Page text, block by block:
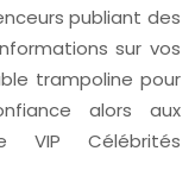
publiant des
sur vos
trampoline pour
alors aux
VIP Célébrités